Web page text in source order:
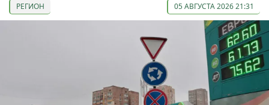
РЕГИОН 05 АВГУСТА 2026 21:31